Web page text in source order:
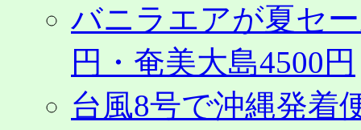
バニラエアが夏セ
円・奄美大島4500円
台風8号で沖縄発着